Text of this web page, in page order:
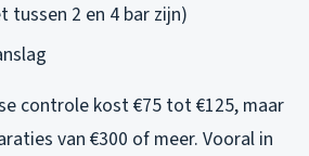
tussen 2 en 4 bar zijn)
controle kost €75 tot €125, maar
van €300 of meer. Vooral in